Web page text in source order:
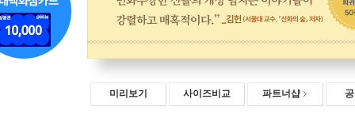
미리보기 사이즈비교 파트너샵